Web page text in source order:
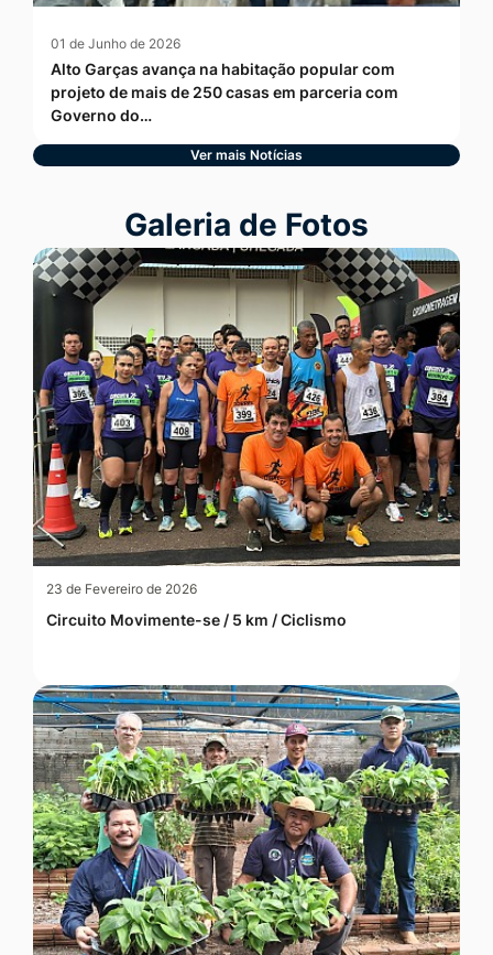
01 de Junho de 2026
Alto Garças avança na habitação popular com
projeto de mais de 250 casas em parceria com
Governo do…
Ver mais Notícias
Seção Galeria de Fotos
Galeria de Fotos
23 de Fevereiro de 2026
Circuito Movimente-se / 5 km / Ciclismo